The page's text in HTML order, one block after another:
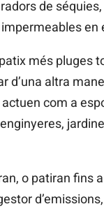
de
més pluges
d’una altra
com a
o patiran fins